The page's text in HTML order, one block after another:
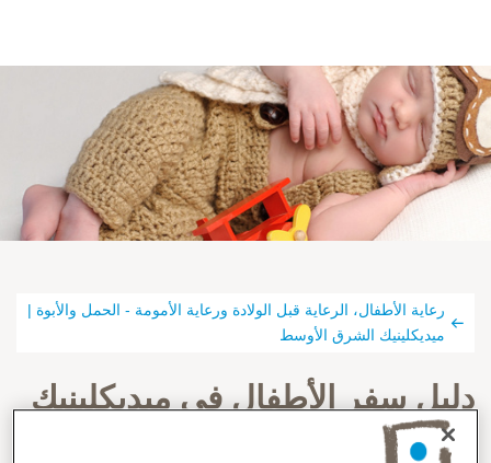
رعاية الأطفال، الرعاية قبل الولادة ورعاية الأمومة - الحمل والأبوة |
ميديكلينيك الشرق الأوسط
دليل سفر الأطفال في ميديكلينيك